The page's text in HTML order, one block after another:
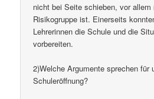
nicht bei Seite schieben, vor
Risikogruppe ist. Einerseits
Lehrerinnen die Schule und die
vorbereiten.
2)Welche Argumente sprechen für
Schuleröffnung?